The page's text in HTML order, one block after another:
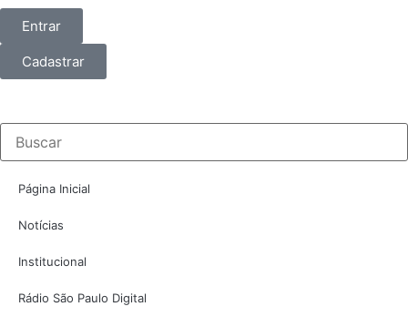
Entrar
Cadastrar
Página Inicial
Notícias
Institucional
Rádio São Paulo Digital